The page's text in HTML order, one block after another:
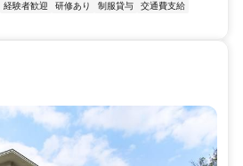
経験者歓迎 研修あり 制服貸与
交通費支給